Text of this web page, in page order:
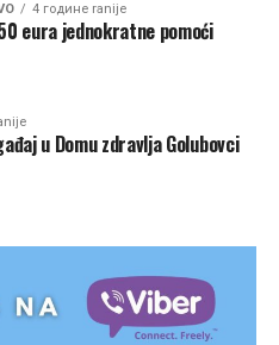
4 године ranije
eura jednokratne pomoći
u Domu zdravlja Golubovci